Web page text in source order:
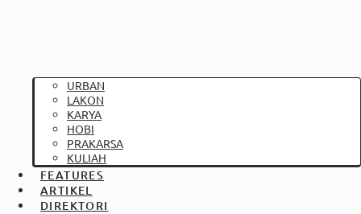
URBAN
LAKON
KARYA
HOBI
PRAKARSA
KULIAH
FEATURES
ARTIKEL
DIREKTORI